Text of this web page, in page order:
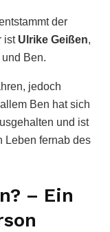
der
ist Ulrike Geißen,
Ben.
jedoch
Ben hat sich
und ist
Leben fernab des
– Ein